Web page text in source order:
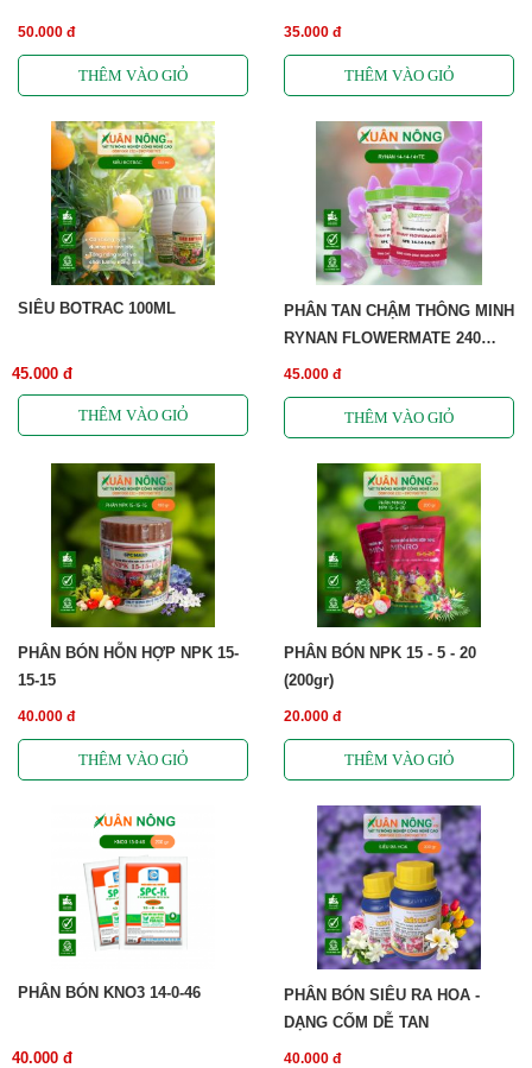
50.000 đ 35.000 đ
SIÊU BOTRAC 100ML
45.000 đ
PHÂN TAN CHẬM THÔNG MINH
RYNAN FLOWERMATE 240
(NPK 14-14-14 +TE)
45.000 đ
PHÂN BÓN HỖN HỢP NPK 15-
15-15
40.000 đ
PHÂN BÓN NPK 15 - 5 - 20
(200gr)
20.000 đ
PHÂN BÓN KNO3 14-0-46
40.000 đ
PHÂN BÓN SIÊU RA HOA -
DẠNG CỐM DỄ TAN
40.000 đ